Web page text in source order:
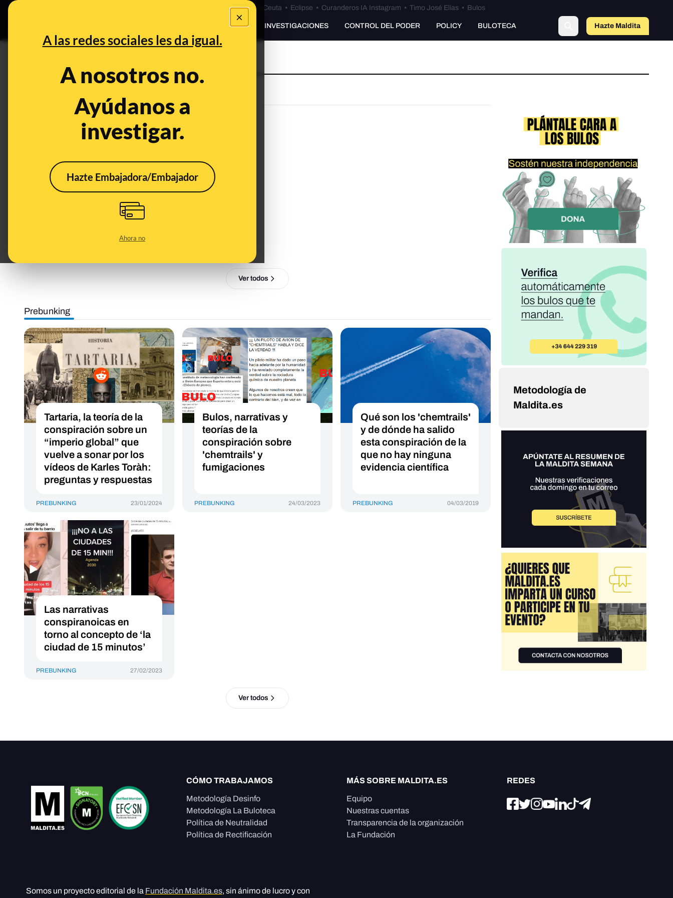
×
A las redes sociales les da igual.
A nosotros no.
Ayúdanos a
investigar.
Hazte Embajadora/Embajador
Ahora no
Especial Ceuta•Bulos Ceuta • Eclipse • Curanderos IA Instagram • Timo José Elías • Bulos
PREBUNKING INVESTIGACIONES CONTROL DEL PODER POLICY BULOTECA Hazte Maldita
conspiranoia
La teoría conspirativa
de los 'chemtrails':
Ver todos
Prebunking
Tartaria, la teoría de la
conspiración sobre un
“imperio global” que
vuelve a sonar por los
vídeos de Karles Toràh:
preguntas y respuestas
PREBUNKING 23/01/2024
Bulos, narrativas y
teorías de la
conspiración sobre
'chemtrails' y
fumigaciones
PREBUNKING 24/03/2023
Qué son los 'chemtrails'
y de dónde ha salido
esta conspiración de la
que no hay ninguna
evidencia científica
PREBUNKING 04/03/2019
Las narrativas
conspiranoicas en
torno al concepto de ‘la
ciudad de 15 minutos’
PREBUNKING 27/02/2023
Ver todos
Metodología de
Maldita.es
CÓMO TRABAJAMOS
Metodología Desinfo
Metodología La Buloteca
Política de Neutralidad
Política de Rectificación
MÁS SOBRE MALDITA.ES
Equipo
Nuestras cuentas
Transparencia de la organización
La Fundación
REDES
Somos un proyecto editorial de la Fundación Maldita.es, sin ánimo de lucro y con